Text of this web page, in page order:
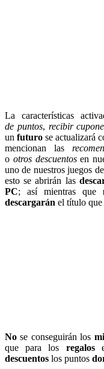
La características
de puntos, recibir
unfuturo se actualizará
mencionan las
o otros descuentosen
uno de nuestros juegos
esto se abrirán las
PC; así mientras que
descargarán el título que
No se conseguirán los
que para los regalos
descuentos los puntos